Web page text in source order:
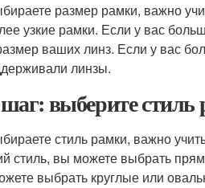
размер рамки, важно
узкие рамки. Если у вас
ваших линз. Если у вас
линзы.
выберите стиль
стиль рамки, важно
стиль, вы можете выбрать
выбрать круглые или